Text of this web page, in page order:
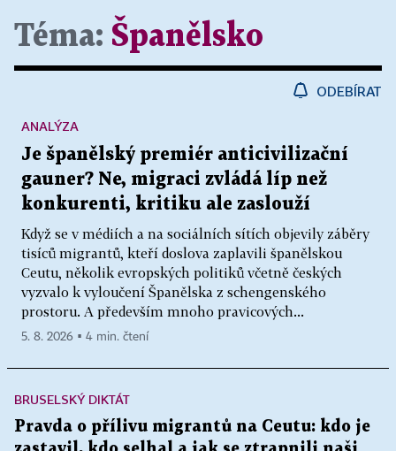
Téma: Španělsko
ODEBÍRAT
Je španělský premiér anticivilizační
gauner? Ne, migraci zvládá líp než
konkurenti, kritiku ale zaslouží
Když se v médiích a na sociálních sítích objevily záběry
tisíců migrantů, kteří doslova zaplavili španělskou
Ceutu, několik evropských politiků včetně českých
vyzvalo k vyloučení Španělska z schengenského
prostoru. A především mnoho pravicových...
ANALÝZA
5. 8. 2026 ▪ 4 min. čtení
BRUSELSKÝ DIKTÁT
Pravda o přílivu migrantů na Ceutu: kdo je